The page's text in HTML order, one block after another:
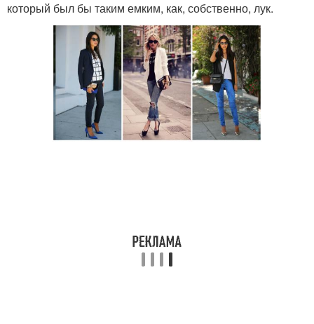
который был бы таким емким, как, собственно, лук.